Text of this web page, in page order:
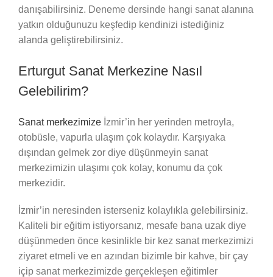
danışabilirsiniz. Deneme dersinde hangi sanat alanına
yatkın olduğunuzu keşfedip kendinizi istediğiniz
alanda geliştirebilirsiniz.
Erturgut Sanat Merkezine Nasıl
Gelebilirim?
Sanat merkezimize İzmir’in her yerinden metroyla,
otobüsle, vapurla ulaşım çok kolaydır. Karşıyaka
dışından gelmek zor diye düşünmeyin sanat
merkezimizin ulaşımı çok kolay, konumu da çok
merkezidir.
İzmir’in neresinden isterseniz kolaylıkla gelebilirsiniz.
Kaliteli bir eğitim istiyorsanız, mesafe bana uzak diye
düşünmeden önce kesinlikle bir kez sanat merkezimizi
ziyaret etmeli ve en azından bizimle bir kahve, bir çay
içip sanat merkezimizde gerçekleşen eğitimler